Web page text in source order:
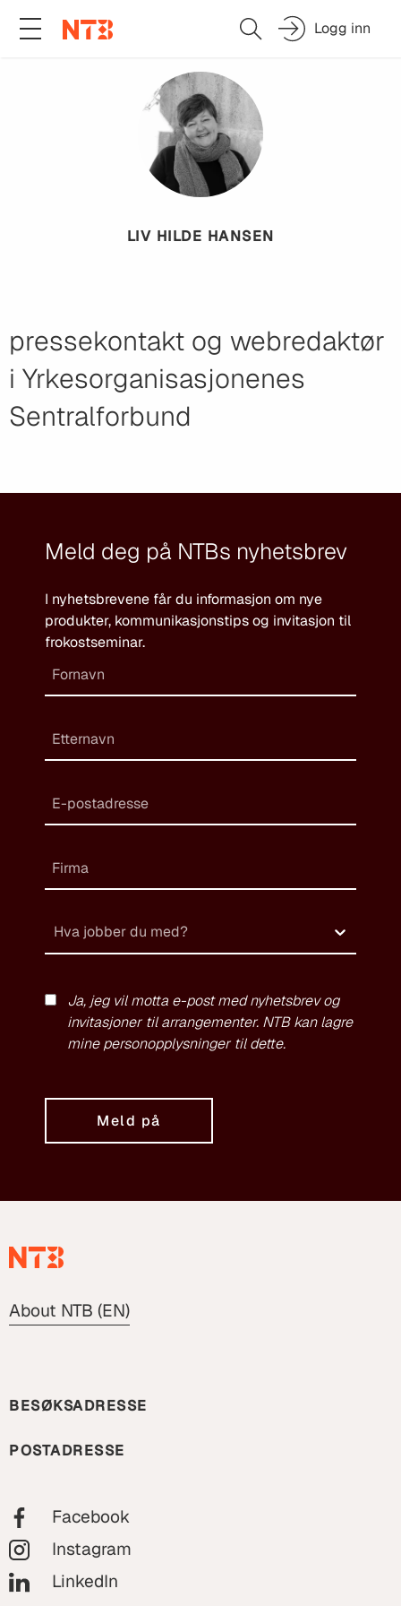
Logg inn
LIV HILDE HANSEN
pressekontakt og webredaktør
i Yrkesorganisasjonenes
Sentralforbund
Meld deg på NTBs nyhetsbrev
I nyhetsbrevene får du informasjon om nye
produkter, kommunikasjonstips og invitasjon til
frokostseminar.
Hva jobber du med?
Ja, jeg vil motta e-post med nyhetsbrev og
invitasjoner til arrangementer. NTB kan lagre
mine personopplysninger til dette.
Meld på
About NTB (EN)
BESØKSADRESSE
POSTADRESSE
Facebook
Instagram
LinkedIn